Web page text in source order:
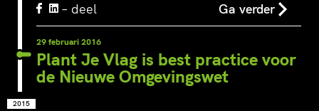
– deel
Ga verder
29 februari 2016
Plant Je Vlag is best practice voor
de Nieuwe Omgevingswet
2015